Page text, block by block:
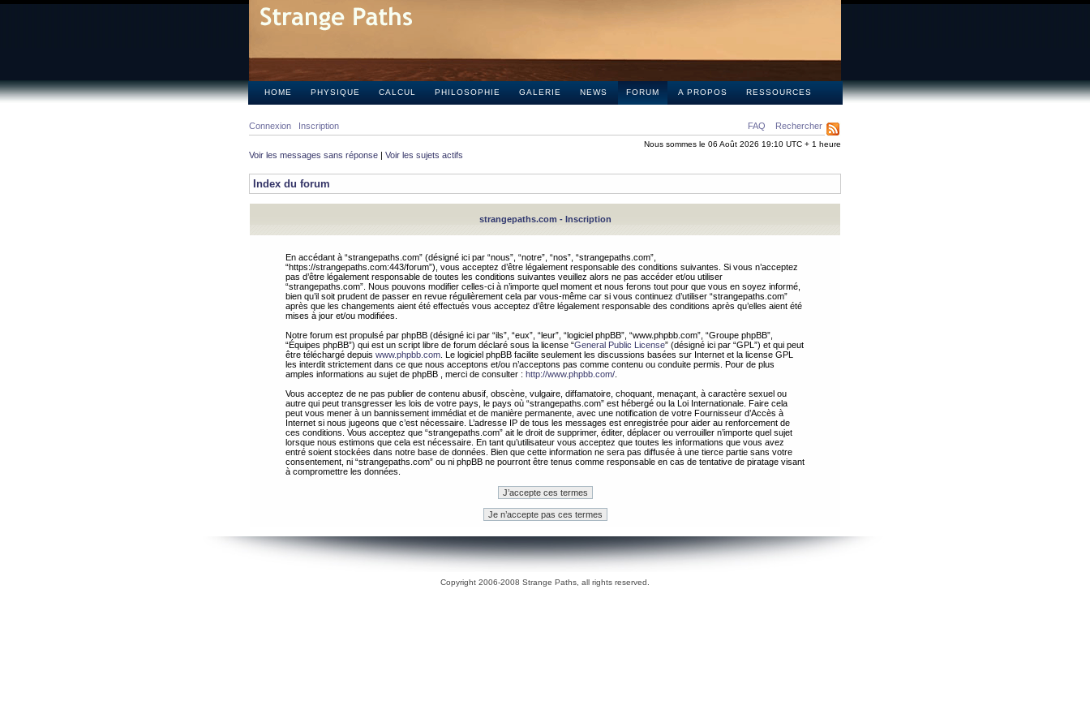
HOME PHYSIQUE CALCUL PHILOSOPHIE GALERIE NEWS FORUM A PROPOS RESSOURCES
FAQ Rechercher
Connexion Inscription
Nous sommes le 06 Août 2026 19:10 UTC + 1 heure
Voir les messages sans réponse | Voir les sujets actifs
Index du forum
strangepaths.com - Inscription
En accédant à “strangepaths.com” (désigné ici par “nous”, “notre”, “nos”, “strangepaths.com”,
“https://strangepaths.com:443/forum”), vous acceptez d’être légalement responsable des conditions suivantes. Si vous n’acceptez
pas d’être légalement responsable de toutes les conditions suivantes veuillez alors ne pas accéder et/ou utiliser
“strangepaths.com”. Nous pouvons modifier celles-ci à n’importe quel moment et nous ferons tout pour que vous en soyez informé,
bien qu’il soit prudent de passer en revue régulièrement cela par vous-même car si vous continuez d’utiliser “strangepaths.com”
après que les changements aient été effectués vous acceptez d’être légalement responsable des conditions après qu’elles aient été
mises à jour et/ou modifiées.
Notre forum est propulsé par phpBB (désigné ici par “ils”, “eux”, “leur”, “logiciel phpBB”, “www.phpbb.com”, “Groupe phpBB”,
“Équipes phpBB”) qui est un script libre de forum déclaré sous la license “General Public License” (désigné ici par “GPL”) et qui peut
être téléchargé depuis www.phpbb.com . Le logiciel phpBB facilite seulement les discussions basées sur Internet et la license GPL
les interdit strictement dans ce que nous acceptons et/ou n’acceptons pas comme contenu ou conduite permis. Pour de plus
amples informations au sujet de phpBB , merci de consulter : http://www.phpbb.com/
Vous acceptez de ne pas publier de contenu abusif, obscène, vulgaire, diffamatoire, choquant, menaçant, à caractère sexuel ou
autre qui peut transgresser les lois de votre pays, le pays où “strangepaths.com” est hébergé ou la Loi Internationale. Faire cela
peut vous mener à un bannissement immédiat et de manière permanente, avec une notification de votre Fournisseur d’Accès à
Internet si nous jugeons que c’est nécessaire. L’adresse IP de tous les messages est enregistrée pour aider au renforcement de
ces conditions. Vous acceptez que “strangepaths.com” ait le droit de supprimer, éditer, déplacer ou verrouiller n’importe quel sujet
lorsque nous estimons que cela est nécessaire. En tant qu’utilisateur vous acceptez que toutes les informations que vous avez
entré soient stockées dans notre base de données. Bien que cette information ne sera pas diffusée à une tierce partie sans votre
consentement, ni “strangepaths.com” ou ni phpBB ne pourront être tenus comme responsable en cas de tentative de piratage visant
à compromettre les données.
Copyright 2006-2008 Strange Paths, all rights reserved.